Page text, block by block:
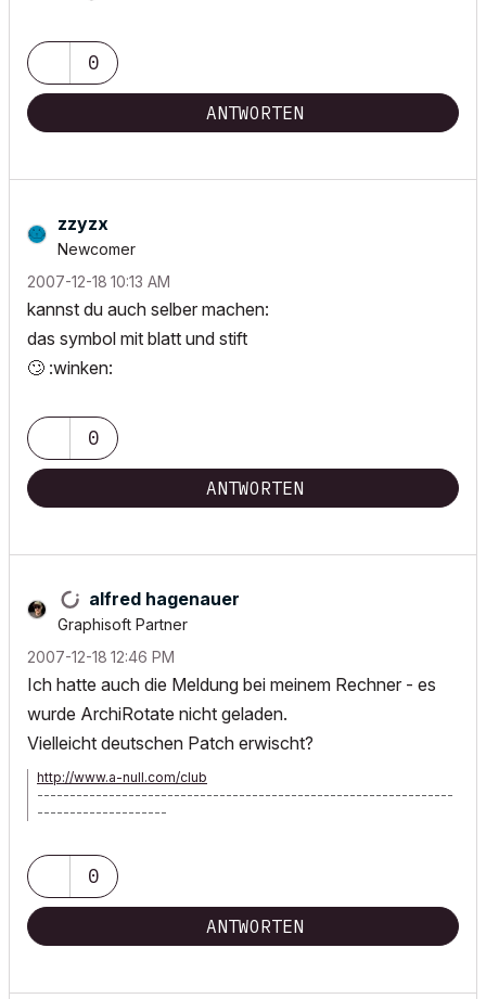
0
ANTWORTEN
zzyzx
Newcomer
‎2007-12-18 10:13 AM
kannst du auch selber machen:
das symbol mit blatt und stift
🙄 :winken:
0
ANTWORTEN
alfred hagenauer
Graphisoft Partner
‎2007-12-18 12:46 PM
Ich hatte auch die Meldung bei meinem Rechner - es
wurde ArchiRotate nicht geladen.
Vielleicht deutschen Patch erwischt?
http://www.a-null.com/club
----------------------------------------------------------------
--------------------
0
ANTWORTEN